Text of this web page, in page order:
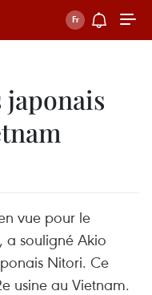
japonais
vue pour le
a souligné Akio
Nitori. Ce
usine au Vietnam.